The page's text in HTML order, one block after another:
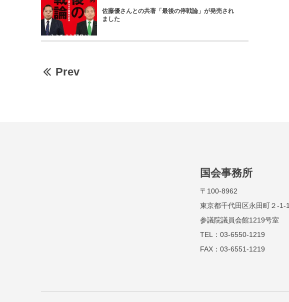
佐藤優さんとの共著「最後の停戦論」が発売され
ました
Prev
国会事務所
〒100-8962
東京都千代田区永田町２-1-1
参議院議員会館1219号室
TEL：03-6550-1219
FAX：03-6551-1219